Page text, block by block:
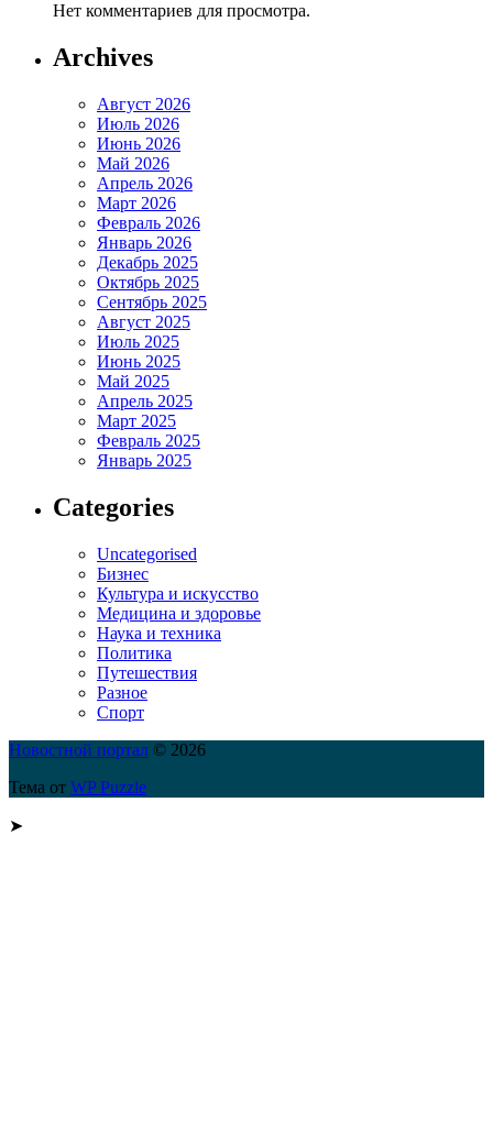
Нет комментариев для просмотра.
Archives
Август 2026
Июль 2026
Июнь 2026
Май 2026
Апрель 2026
Март 2026
Февраль 2026
Январь 2026
Декабрь 2025
Октябрь 2025
Сентябрь 2025
Август 2025
Июль 2025
Июнь 2025
Май 2025
Апрель 2025
Март 2025
Февраль 2025
Январь 2025
Categories
Uncategorised
Бизнес
Культура и искусство
Медицина и здоровье
Наука и техника
Политика
Путешествия
Разное
Спорт
Новостной портал © 2026
Тема от WP Puzzle
➤